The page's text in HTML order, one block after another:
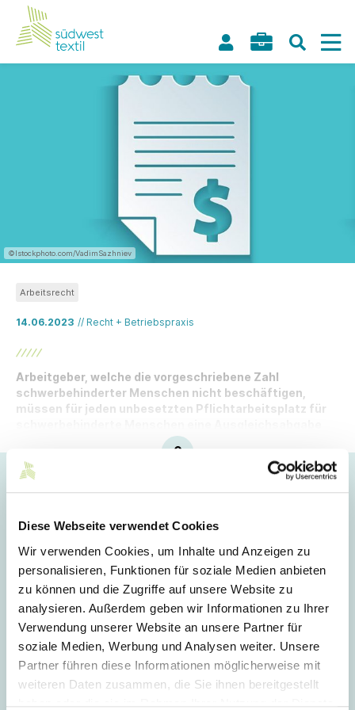
Diese Webseite verwendet Cookies
Wir verwenden Cookies, um Inhalte und Anzeigen zu
personalisieren, Funktionen für soziale Medien anbieten
zu können und die Zugriffe auf unsere Website zu
analysieren. Außerdem geben wir Informationen zu Ihrer
Verwendung unserer Website an unsere Partner für
soziale Medien, Werbung und Analysen weiter. Unsere
Partner führen diese Informationen möglicherweise mit
weiteren Daten zusammen, die Sie ihnen bereitgestellt
©Istockphoto.com/VadimSazhniev
14.06.2023 // Recht + Betriebspraxis
Arbeitsrecht
Arbeitgeber, welche die vorgeschriebene Zahl
schwerbehinderter Menschen nicht beschäftigen,
müssen für jeden unbesetzten Pflichtarbeitsplatz für
Login
E-Mail